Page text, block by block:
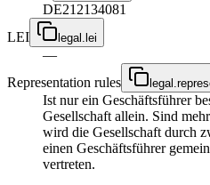
DE212134081
LEI
legal.lei
—
Representation rules
Ist nur ein Geschäftsführer
Gesellschaft allein. Sind
wird die Gesellschaft durch
einen Geschäftsführer
vertreten.